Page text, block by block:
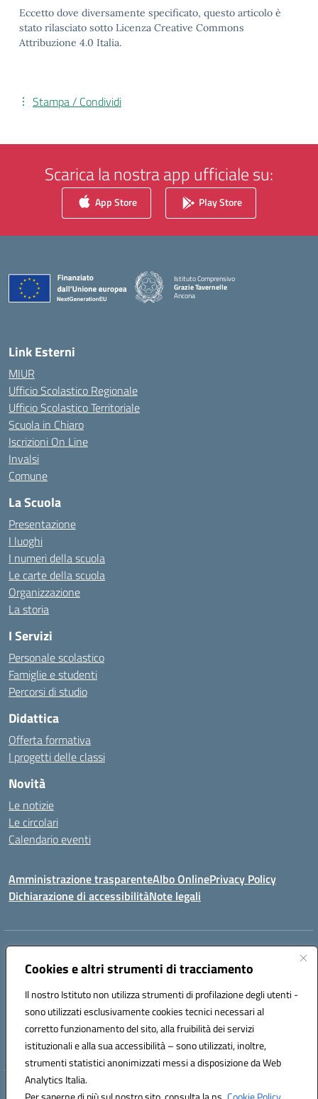
Cookies e altri strumenti di tracciamento
Il nostro Istituto non utilizza strumenti di profilazione degli utenti -
sono utilizzati esclusivamente cookies tecnici necessari al
corretto funzionamento del sito, alla fruibilità dei servizi
istituzionali e alla sua accessibilità – sono utilizzati, inoltre,
strumenti statistici anonimizzati messi a disposizione da Web
Analytics Italia.
Eccetto dove diversamente specificato, questo articolo è
stato rilasciato sotto Licenza Creative Commons
Attribuzione 4.0 Italia.
Stampa / Condividi
Scarica la nostra app ufficiale su:
App Store Play Store
Istituto Comprensivo
Grazie Tavernelle
Ancona
Link Esterni
MIUR
Ufficio Scolastico Regionale
Ufficio Scolastico Territoriale
Scuola in Chiaro
Iscrizioni On Line
Invalsi
Comune
La Scuola
Presentazione
I luoghi
I numeri della scuola
Le carte della scuola
Organizzazione
La storia
I Servizi
Personale scolastico
Famiglie e studenti
Percorsi di studio
Didattica
Offerta formativa
I progetti delle classi
Novità
Le notizie
Le circolari
Calendario eventi
Amministrazione trasparenteAlbo OnlinePrivacy Policy
Dichiarazione di accessibilitàNote legali
Indirizzo:
Centralino:+39 071 89 52 08 Email:anic82000a@istruzione.it
Codice fiscale: 93084540421
Codice meccanografico:
ANIC82000A
Codice unico di fatturazione (CUF): UFF6L6
Hosting & Powered by 3D Solution S.r.l.